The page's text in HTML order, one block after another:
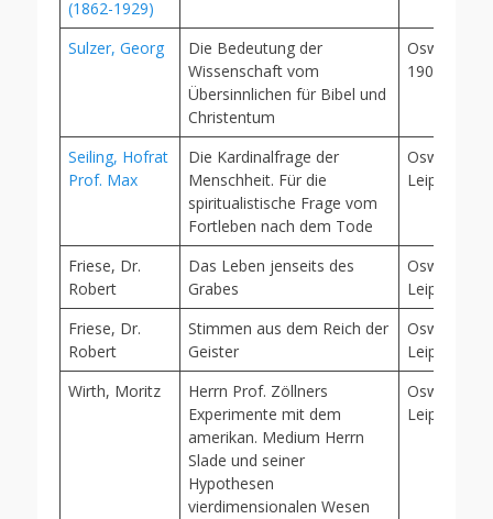
(1862-1929)
Sulzer, Georg
Die Bedeutung der
Wissenschaft vom
Übersinnlichen für Bibel und
Christentum
Oswald
1907
Seiling, Hofrat
Prof. Max
Die Kardinalfrage der
Menschheit. Für die
spiritualistische Frage vom
Fortleben nach dem Tode
Oswald
Leipzig,
Friese, Dr.
Robert
Das Leben jenseits des
Grabes
Oswald
Leipzig,
Friese, Dr.
Robert
Stimmen aus dem Reich der
Geister
Oswald
Leipzig,
Wirth, Moritz
Herrn Prof. Zöllners
Experimente mit dem
amerikan. Medium Herrn
Slade und seiner
Hypothesen
vierdimensionalen Wesen
Oswald
Leipzig,